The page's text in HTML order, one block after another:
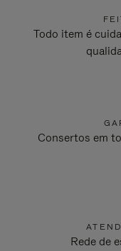
Todo item é
Consertos em
Rede de